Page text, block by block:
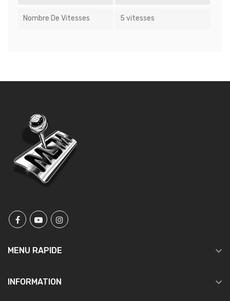
Nombre De Vitesses 5 vitesses
MENU RAPIDE 
INFORMATION 